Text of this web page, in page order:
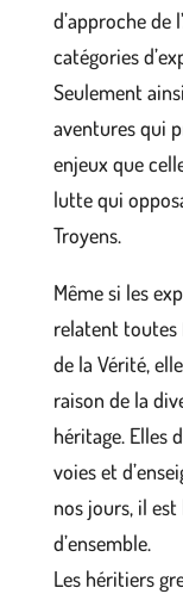
d’approche de
catégories
Seulement
aventures qui
enjeux que
lutte qui
Troyens.
Même si les
relatent toutes
de la Vérité,
raison de la
héritage. Elles
voies et
nos jours, il
d’ensemble.
Les héritiers